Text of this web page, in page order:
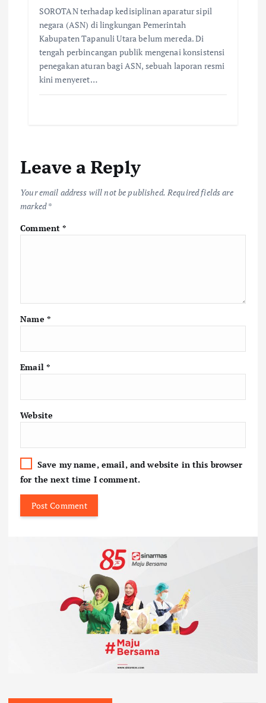
SOROTAN terhadap kedisiplinan aparatur sipil
negara (ASN) di lingkungan Pemerintah
Kabupaten Tapanuli Utara belum mereda. Di
tengah perbincangan publik mengenai konsistensi
penegakan aturan bagi ASN, sebuah laporan resmi
kini menyeret…
Leave a Reply
Your email address will not be published. Required fields are
marked*
Comment*
Name *
Email *
Website
Save my name, email, and website in this browser
for the next time I comment.